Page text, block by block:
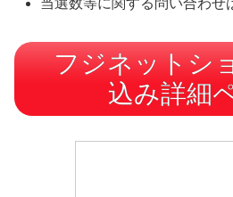
当選数等に関する問い合わせ
フジネットシ
込み詳細